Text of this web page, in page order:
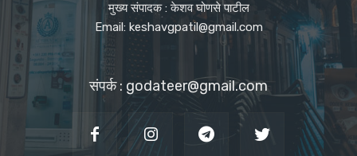
मुख्य संपादक : केशव घोणसे पाटील
Email: keshavgpatil@gmail.com
संपर्क : godateer@gmail.com